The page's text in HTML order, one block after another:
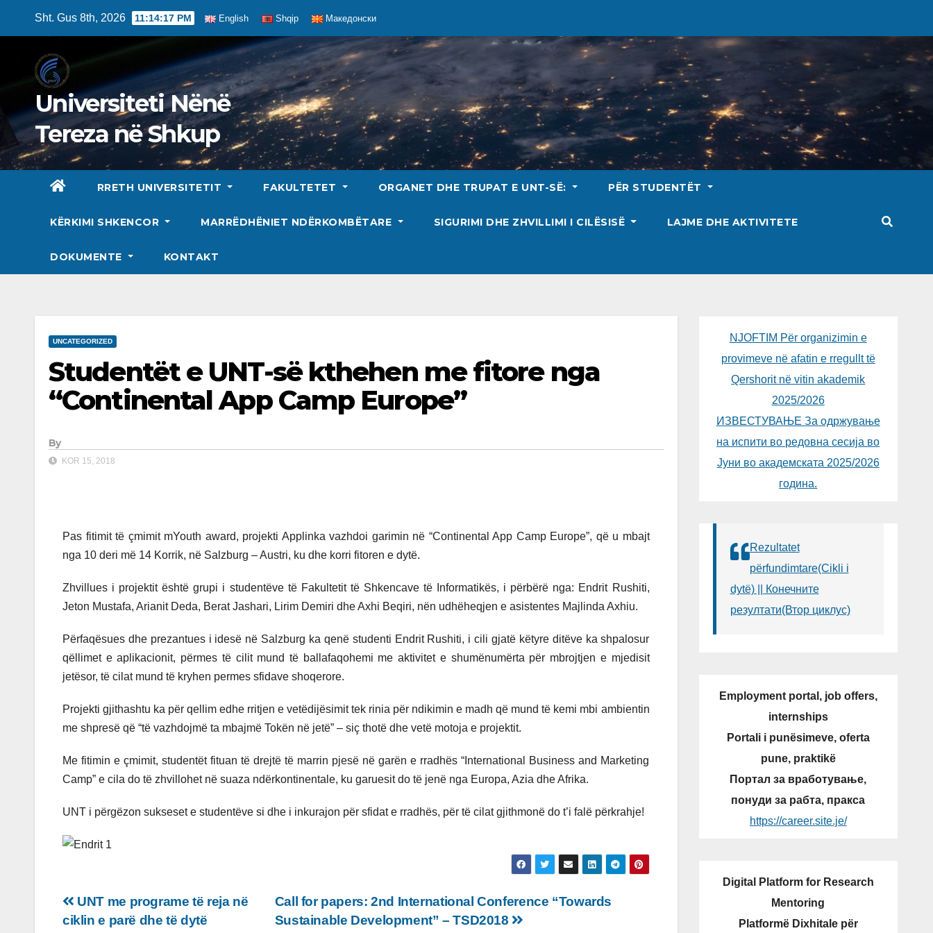
Sht. Gus 8th, 2026 11:14:18 PM English Shqip Македонски
Universiteti Nënë
Tereza në Shkup
RRETH UNIVERSITETIT FAKULTETET ORGANET DHE TRUPAT E UNT-SË: PËR STUDENTËT
KËRKIMI SHKENCOR MARRËDHËNIET NDËRKOMBËTARE SIGURIMI DHE ZHVILLIMI I CILËSISË LAJME DHE AKTIVITETE
DOKUMENTE KONTAKT
UNCATEGORIZED
Studentët e UNT-së kthehen me fitore nga
“Continental App Camp Europe”
By
KOR 15, 2018
Pas fitimit të çmimit mYouth award, projekti Applinka vazhdoi garimin në “Continental App Camp Europe”, që u mbajt
nga 10 deri më 14 Korrik, në Salzburg – Austri, ku dhe korri fitoren e dytë.
Zhvillues i projektit është grupi i studentëve të Fakultetit të Shkencave të Informatikës, i përbërë nga: Endrit Rushiti,
Jeton Mustafa, Arianit Deda, Berat Jashari, Lirim Demiri dhe Axhi Beqiri, nën udhëheqjen e asistentes Majlinda Axhiu.
Përfaqësues dhe prezantues i idesë në Salzburg ka qenë studenti Endrit Rushiti, i cili gjatë këtyre ditëve ka shpalosur
qëllimet e aplikacionit, përmes të cilit mund të ballafaqohemi me aktivitet e shumënumërta për mbrojtjen e mjedisit
jetësor, të cilat mund të kryhen permes sfidave shoqerore.
Projekti gjithashtu ka për qellim edhe rritjen e vetëdijësimit tek rinia për ndikimin e madh që mund të kemi mbi ambientin
me shpresë që “të vazhdojmë ta mbajmë Tokën në jetë” – siç thotë dhe vetë motoja e projektit.
Me fitimin e çmimit, studentët fituan të drejtë të marrin pjesë në garën e rradhës “International Business and Marketing
Camp” e cila do të zhvillohet në suaza ndërkontinentale, ku garuesit do të jenë nga Europa, Azia dhe Afrika.
UNT i përgëzon sukseset e studentëve si dhe i inkurajon për sfidat e rradhës, për të cilat gjithmonë do t’i falë përkrahje!
Lëvizje
Call for papers: 2nd International Conference “Towards
Sustainable Development” – TSD2018
UNT me programe të reja në
ciklin e parë dhe të dytë
NJOFTIM Për organizimin e
provimeve në afatin e rregullt të
Qershorit në vitin akademik
2025/2026
ИЗВЕСТУВАЊЕ За одржување
на испити во редовна сесија во
Јуни во академската 2025/2026
година.
Rezultatet
përfundimtare(Cikli i
dytë) || Конечните
резултати(Втор циклус)
Employment portal, job offers,
internships
Portali i punësimeve, oferta
pune, praktikë
Портал за вработување,
понуди за рабта, пракса
https://career.site.je/
Digital Platform for Research
Mentoring
Platformë Dixhitale për